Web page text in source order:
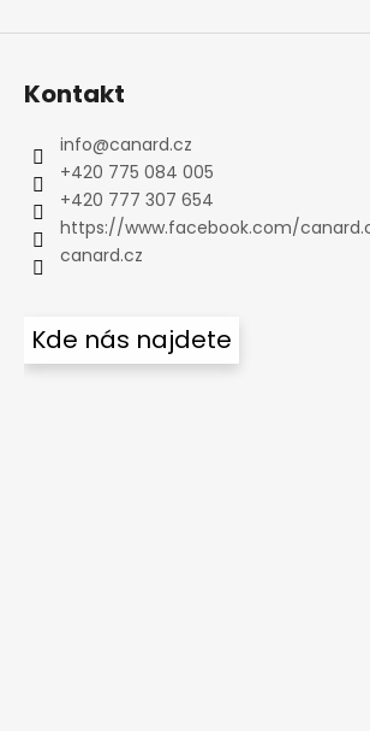
Kontakt
info@canard.cz
+420 775 084 005
+420 777 307 654
https://www.facebook.com/
canard.cz
Kde nás najdete